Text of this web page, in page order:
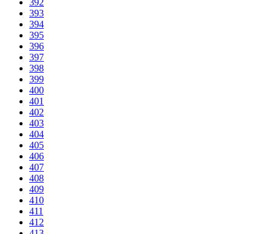
392
393
394
395
396
397
398
399
400
401
402
403
404
405
406
407
408
409
410
411
412